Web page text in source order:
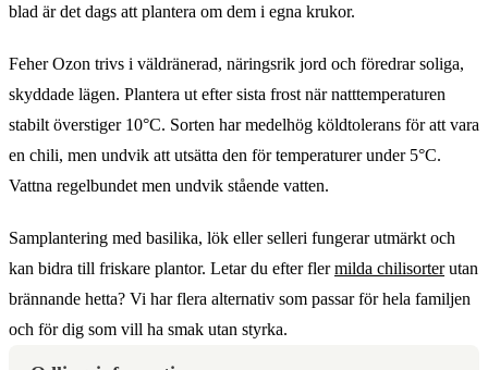
blad är det dags att plantera om dem i egna krukor.
Feher Ozon trivs i väldränerad, näringsrik jord och föredrar soliga,
skyddade lägen. Plantera ut efter sista frost när natttemperaturen
stabilt överstiger 10°C. Sorten har medelhög köldtolerans för att vara
en chili, men undvik att utsätta den för temperaturer under 5°C.
Vattna regelbundet men undvik stående vatten.
Samplantering med basilika, lök eller selleri fungerar utmärkt och
kan bidra till friskare plantor. Letar du efter flermilda chilisorterutan
brännande hetta? Vi har flera alternativ som passar för hela familjen
och för dig som vill ha smak utan styrka.